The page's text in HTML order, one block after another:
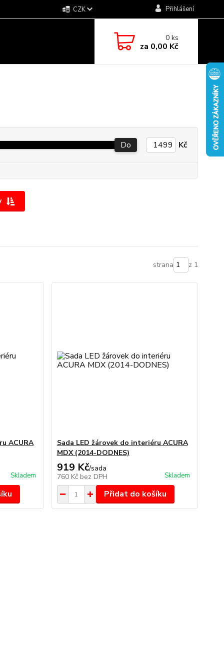
CZK Přihlášení
0ks
za 0,00 Kč
Do Kč
strana z 1
ACURA
Skladem
Sada LED žárovek do interiéru ACURA
MDX (2014-DODNES)
919 Kč/sada
760 Kč bez DPH Skladem
Přidat do košíku